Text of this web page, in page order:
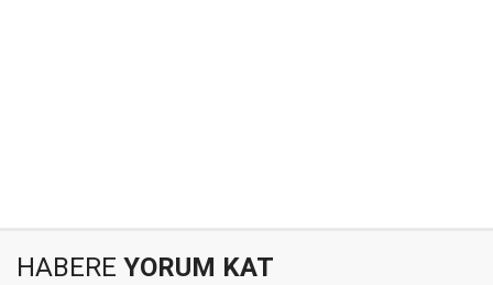
HABERE YORUM KAT